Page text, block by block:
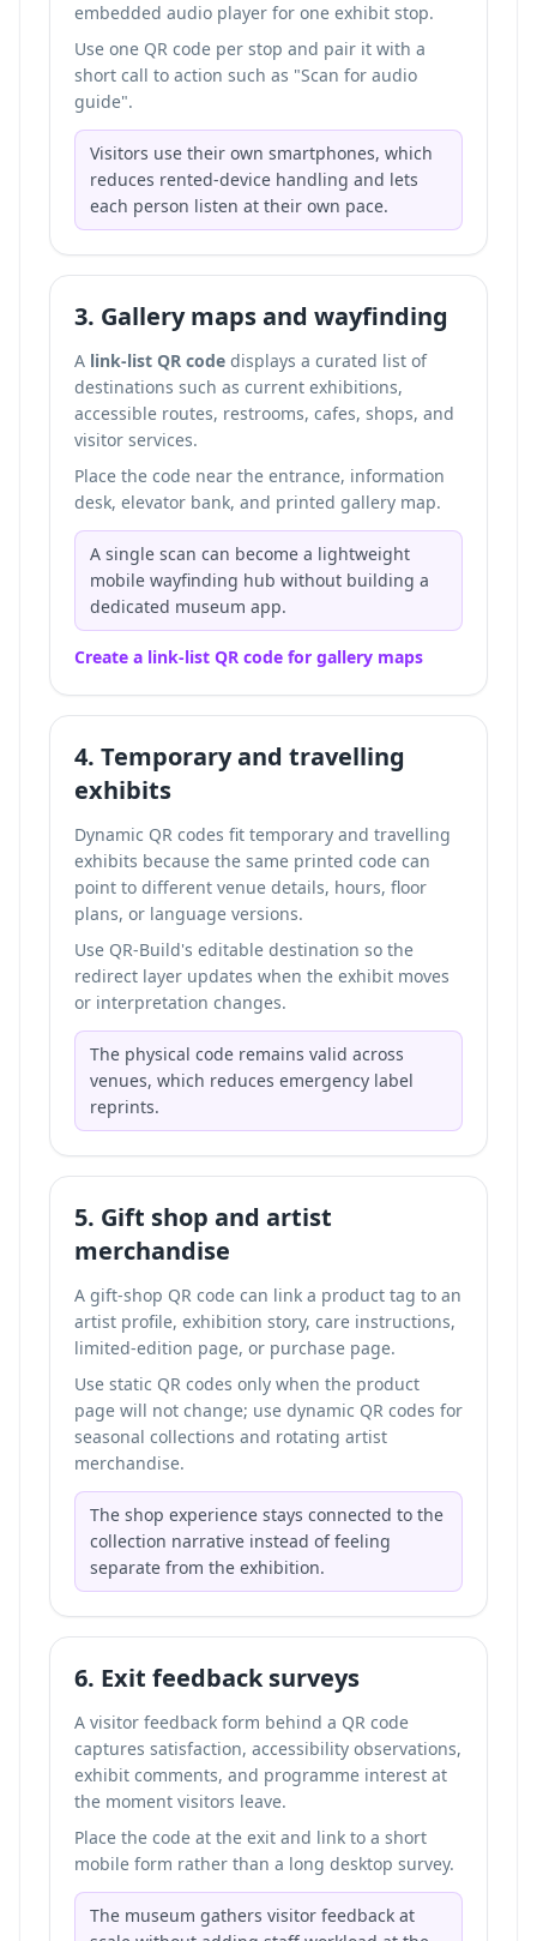
embedded audio player for one exhibit stop.
Use one QR code per stop and pair it with a
short call to action such as "Scan for audio
guide".
Visitors use their own smartphones, which
reduces rented-device handling and lets
each person listen at their own pace.
3. Gallery maps and wayfinding
A link-list QR code displays a curated list of
destinations such as current exhibitions,
accessible routes, restrooms, cafes, shops, and
visitor services.
Place the code near the entrance, information
desk, elevator bank, and printed gallery map.
A single scan can become a lightweight
mobile wayfinding hub without building a
dedicated museum app.
Create a link-list QR code for gallery maps
4. Temporary and travelling
exhibits
Dynamic QR codes fit temporary and travelling
exhibits because the same printed code can
point to different venue details, hours, floor
plans, or language versions.
Use QR-Build's editable destination so the
redirect layer updates when the exhibit moves
or interpretation changes.
The physical code remains valid across
venues, which reduces emergency label
reprints.
5. Gift shop and artist
merchandise
A gift-shop QR code can link a product tag to an
artist profile, exhibition story, care instructions,
limited-edition page, or purchase page.
Use static QR codes only when the product
page will not change; use dynamic QR codes for
seasonal collections and rotating artist
merchandise.
The shop experience stays connected to the
collection narrative instead of feeling
separate from the exhibition.
6. Exit feedback surveys
A visitor feedback form behind a QR code
captures satisfaction, accessibility observations,
exhibit comments, and programme interest at
the moment visitors leave.
Place the code at the exit and link to a short
mobile form rather than a long desktop survey.
The museum gathers visitor feedback at